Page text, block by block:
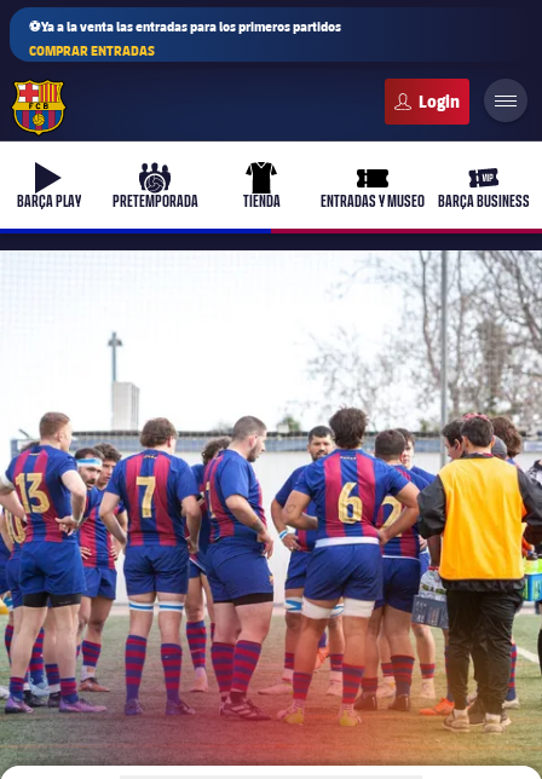
⚽Ya a la venta las entradas para los primeros partidos
COMPRAR ENTRADAS
b-play
BARÇA PLAY
culers-ball
PRETEMPORADA
uniform
TIENDA
ticket-full
ENTRADAS Y MUSEO
ticket-
BARÇA BUSINESS
plusicon
más
Junta Directiva
Estructura ejecutiva
plusicon
más
Barça Academy
plusicon
más